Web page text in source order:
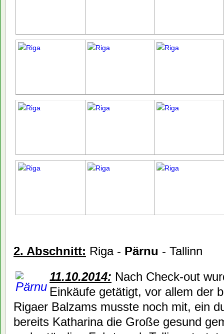
2. Abschnitt: Riga - Pärnu - Tallinn
11.10.2014: Nach Check-out
Einkäufe getätigt, vor allem der
Rigaer Balzams musste noch mit, ein
bereits Katharina die Große gesund